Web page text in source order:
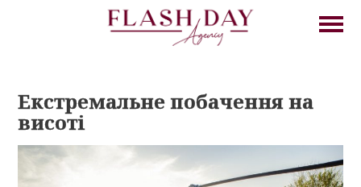
Екстремальне побачення на
висоті